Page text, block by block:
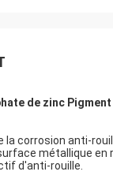
de zinc
la corrosion anti-
métallique
d'anti-rouille.